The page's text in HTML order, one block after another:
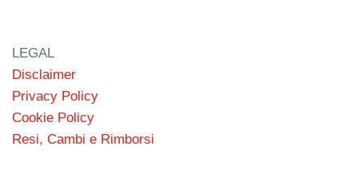
LEGAL
Disclaimer
Privacy Policy
Cookie Policy
Resi, Cambi e Rimborsi